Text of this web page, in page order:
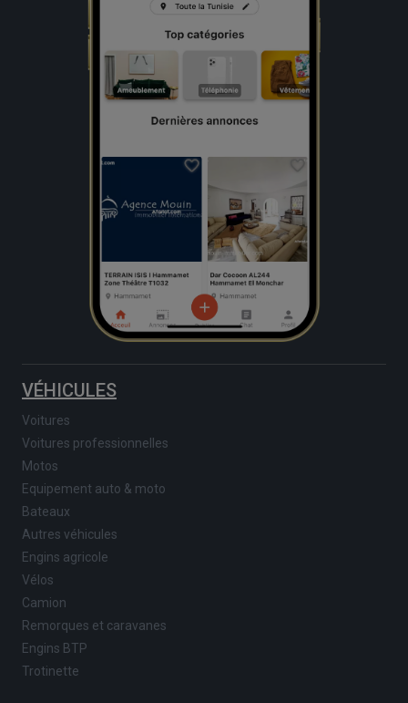
VÉHICULES
Voitures
Voitures professionnelles
Motos
Equipement auto & moto
Bateaux
Autres véhicules
Engins agricole
Vélos
Camion
Remorques et caravanes
Engins BTP
Trotinette